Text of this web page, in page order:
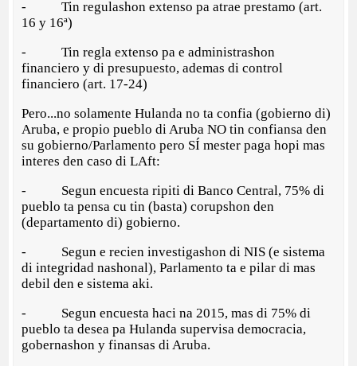
- Tin regulashon extenso pa atrae prestamo (art.
16 y 16ª)
- Tin regla extenso pa e administrashon
financiero y di presupuesto, ademas di control
financiero (art. 17-24)
Pero...no solamente Hulanda no ta confia (gobierno di)
Aruba, e propio pueblo di Aruba NO tin confiansa den
su gobierno/Parlamento pero SÍ mester paga hopi mas
interes den caso di LAft:
- Segun encuesta ripiti di Banco Central, 75% di
pueblo ta pensa cu tin (basta) corupshon den
(departamento di) gobierno.
- Segun e recien investigashon di NIS (e sistema
di integridad nashonal), Parlamento ta e pilar di mas
debil den e sistema aki.
- Segun encuesta haci na 2015, mas di 75% di
pueblo ta desea pa Hulanda supervisa democracia,
gobernashon y finansas di Aruba.